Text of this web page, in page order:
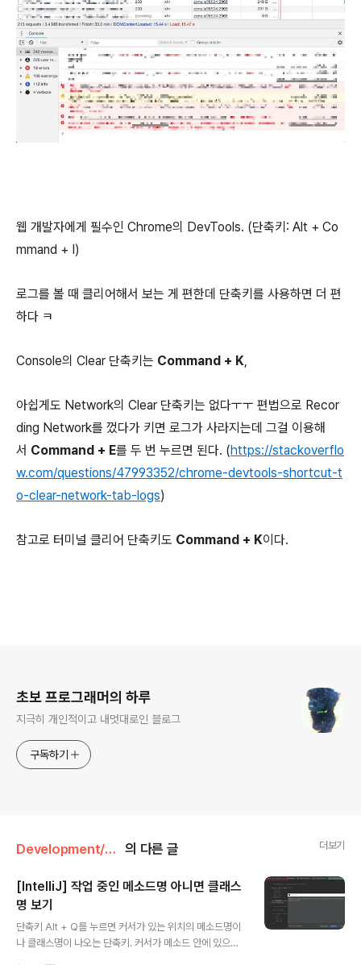
웹 개발자에게 필수인 Chrome의 DevTools. (단축키: Alt + Co
mmand + I)
로그를 볼 때 클리어해서 보는 게 편한데 단축키를 사용하면 더 편
하다 ㅋ
Console의 Clear 단축키는 Command + K,
아쉽게도 Network의 Clear 단축키는 없다ㅜㅜ 편법으로 Recor
ding Network를 껐다가 키면 로그가 사라지는데 그걸 이용해
서 Command + E를 두 번 누르면 된다. (https://stackoverflo
w.com/questions/47993352/chrome-devtools-shortcut-t
o-clear-network-tab-logs)
참고로 터미널 클리어 단축키도 Command + K이다.
초보 프로그래머의 하루
지극히 개인적이고 내멋대로인 블로그
구독하기
Development/Tool 의 다른 글 더보기
[IntelliJ] 작업 중인 메소드명 아니면 클래스
명 보기
단축키 Alt + Q를 누르면 커서가 있는 위치의 메소드명이
나 클래스명이 나오는 단축키. 커서가 메소드 안에 있으면